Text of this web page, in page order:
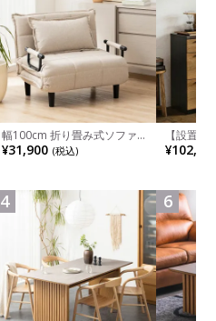
幅100cm 折り畳み式ソファ
ベッド コンパクト リクライ
ニング カウチスタイル 省ス
¥31,900 (税込)
4
【設置
チンカウ
板 引き出
れ ウッデ
ル グレー
6